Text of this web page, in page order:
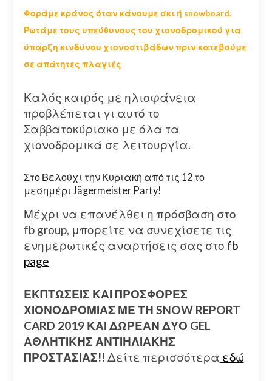
Φοράμε κράνος όταν κάνουμε σκι ή snowboard.
Ρωτάμε τους υπεύθυνους του χιονοδρομικού για
ύπαρξη κινδύνου χιονοστιβάδων πριν κατεβούμε
σε απάτητες πλαγιές
Καλός καιρός με ηλιοφάνεια
προβλέπεται γι αυτό το
Σαββατοκύριακο με όλα τα
χιονοδρομικά σε λειτουργία.
Στο Βελούχι την Κυριακή από τις 12 το
μεσημέρι Jägermeister Party!
Μέχρι να επανέλθει η πρόσβαση στο
fb group, μπορείτε να συνεχίσετε τις
ενημερωτικές αναρτήσεις σας στο fb
page
ΕΚΠΤΩΣΕΙΣ ΚΑΙ ΠΡΟΣΦΟΡΕΣ
ΧΙΟΝΟΔΡΟΜΙΑΣ ΜΕ ΤΗ SNOW REPORT
CARD 2019 ΚΑΙ ΔΩΡΕΑΝ ΔΥΟ GEL
ΑΘΛΗΤΙΚΗΣ ΑΝΤΙΗΛΙΑΚΗΣ
ΠΡΟΣΤΑΣΙΑΣ!! Δείτε περισσότερα εδώ